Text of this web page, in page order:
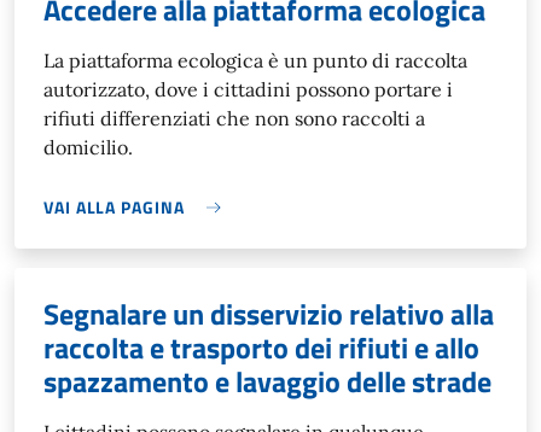
Accedere alla piattaforma ecologica
La piattaforma ecologica è un punto di raccolta
autorizzato, dove i cittadini possono portare i
rifiuti differenziati che non sono raccolti a
domicilio.
VAI ALLA PAGINA
Segnalare un disservizio relativo alla
raccolta e trasporto dei rifiuti e allo
spazzamento e lavaggio delle strade